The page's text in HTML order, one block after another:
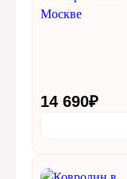
14 690₽